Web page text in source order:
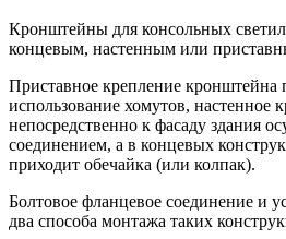
Кронштейны для консольных
концевым, настенным или
Приставное крепление кронштейна
использование хомутов, настенное
непосредственно к фасаду здания
соединением, а в концевых
приходит обечайка (или колпак).
Болтовое фланцевое соединение и
два способа монтажа таких